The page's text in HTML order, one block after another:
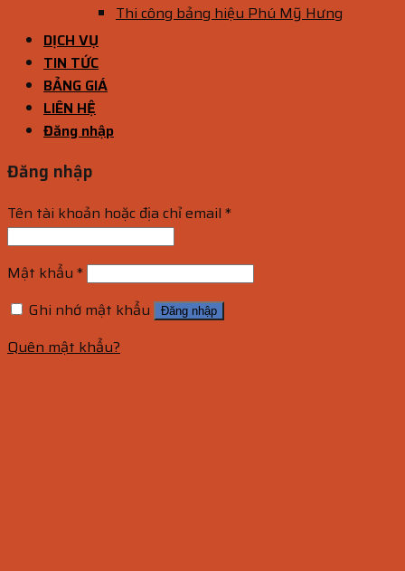
Thi công bảng hiệu Phú Mỹ Hưng
DỊCH VỤ
TIN TỨC
BẢNG GIÁ
LIÊN HỆ
Đăng nhập
Đăng nhập
Tên tài khoản hoặc địa chỉ email *
Mật khẩu *
Ghi nhớ mật khẩu
Đăng nhập
Quên mật khẩu?